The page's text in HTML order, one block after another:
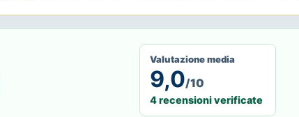
Valutazione media
9,0/10
4 recensioni verificate